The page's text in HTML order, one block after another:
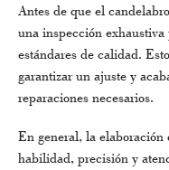
Antes de que el
una inspección
estándares de calidad.
garantizar un ajuste y
reparaciones necesarios.
En general, la elaboración
habilidad, precisión y